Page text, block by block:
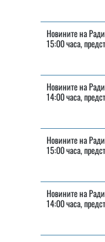
Новините на
15:00 часа,
Новините на
14:00 часа,
Новините на
15:00 часа,
Новините на
14:00 часа,